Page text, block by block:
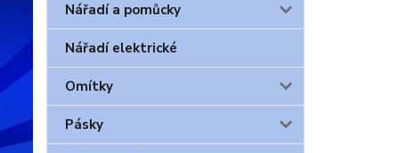
Nářadí a pomůcky
Nářadí elektrické
Omítky
Pásky